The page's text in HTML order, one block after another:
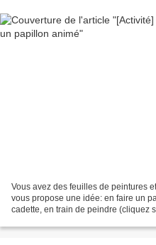
Vous avez des feuilles de peintures
vous propose une idée: en faire un
cadette, en train de peindre (cliquez